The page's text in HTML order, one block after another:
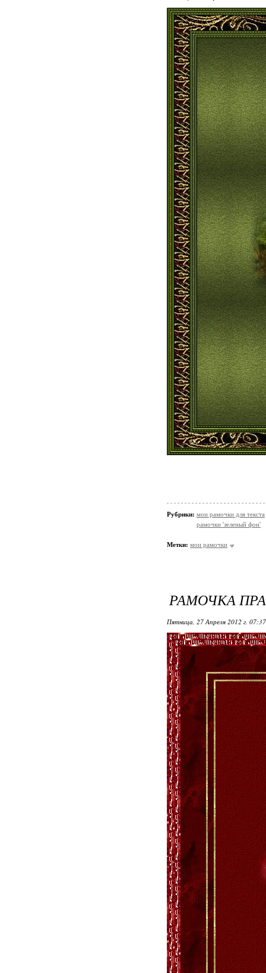
Рубрики: мои рамочки для текста
рамочки 'зеленый фон'
Метки: мои рамочки
РАМОЧКА
Пятница, 27 Апреля 2012 г.